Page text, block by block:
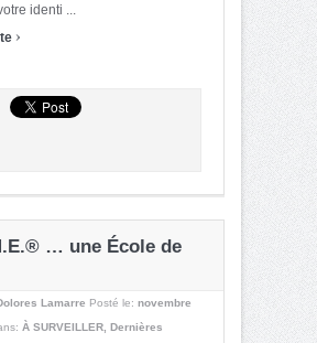
identi ...
›
… une École de
Lamarre Posté le: novembre
À SURVEILLER Dernières